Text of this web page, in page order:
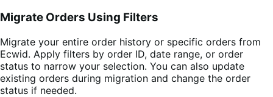
Migrate Orders Using Filters
Migrate your entire order history or specific orders from
Ecwid. Apply filters by order ID, date range, or order
status to narrow your selection. You can also update
existing orders during migration and change the order
status if needed.